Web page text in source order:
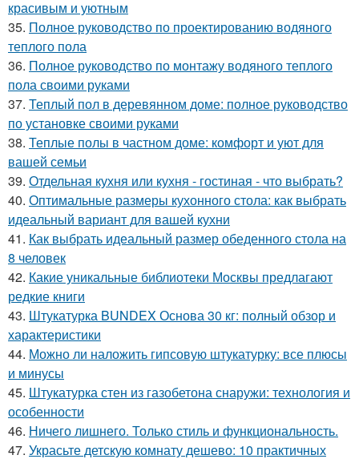
красивым и уютным
35. Полное руководство по проектированию водяного
теплого пола
36. Полное руководство по монтажу водяного теплого
пола своими руками
37. Теплый пол в деревянном доме: полное руководство
по установке своими руками
38. Теплые полы в частном доме: комфорт и уют для
вашей семьи
39. Отдельная кухня или кухня - гостиная - что выбрать?
40. Оптимальные размеры кухонного стола: как выбрать
идеальный вариант для вашей кухни
41. Как выбрать идеальный размер обеденного стола на
8 человек
42. Какие уникальные библиотеки Москвы предлагают
редкие книги
43. Штукатурка BUNDEX Основа 30 кг: полный обзор и
характеристики
44. Можно ли наложить гипсовую штукатурку: все плюсы
и минусы
45. Штукатурка стен из газобетона снаружи: технология и
особенности
46. Ничего лишнего. Только стиль и функциональность.
47. Украсьте детскую комнату дешево: 10 практичных